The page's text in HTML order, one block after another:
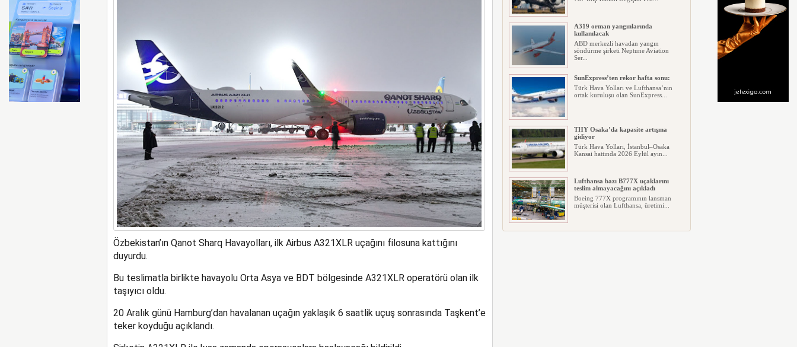
Özbekistan’ın Qanot Sharq Havayolları, ilk Airbus A321XLR uçağını filosuna kattığını
duyurdu.
Bu teslimatla birlikte havayolu Orta Asya ve BDT bölgesinde A321XLR operatörü olan ilk
taşıyıcı oldu.
20 Aralık günü Hamburg’dan havalanan uçağın yaklaşık 6 saatlik uçuş sonrasında Taşkent’e
teker koyduğu açıklandı.
A319 orman yangınlarında
kullanılacak
ABD merkezli havadan yangın
söndürme şirketi Neptune Aviation
Ser...
SunExpress’ten rekor hafta sonu:
Türk Hava Yolları ve Lufthansa’nın
ortak kuruluşu olan SunExpress...
THY Osaka’da kapasite artışına
gidiyor
Türk Hava Yolları, İstanbul–Osaka
Kansai hattında 2026 Eylül ayın...
Lufthansa bazı B777X uçaklarını
teslim almayacağını açıkladı
Boeing 777X programının lansman
müşterisi olan Lufthansa, üretimi...
Emirates ile Arsenal sözleşmeyi 2033